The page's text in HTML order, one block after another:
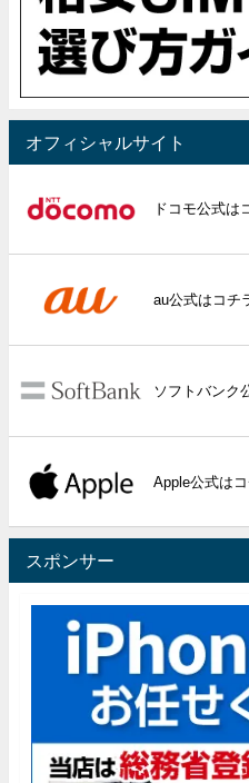
オフィシャルサイト
ドコモ公式は
au公式はコチ
ソフトバンク
Apple公式はコ
スポンサー